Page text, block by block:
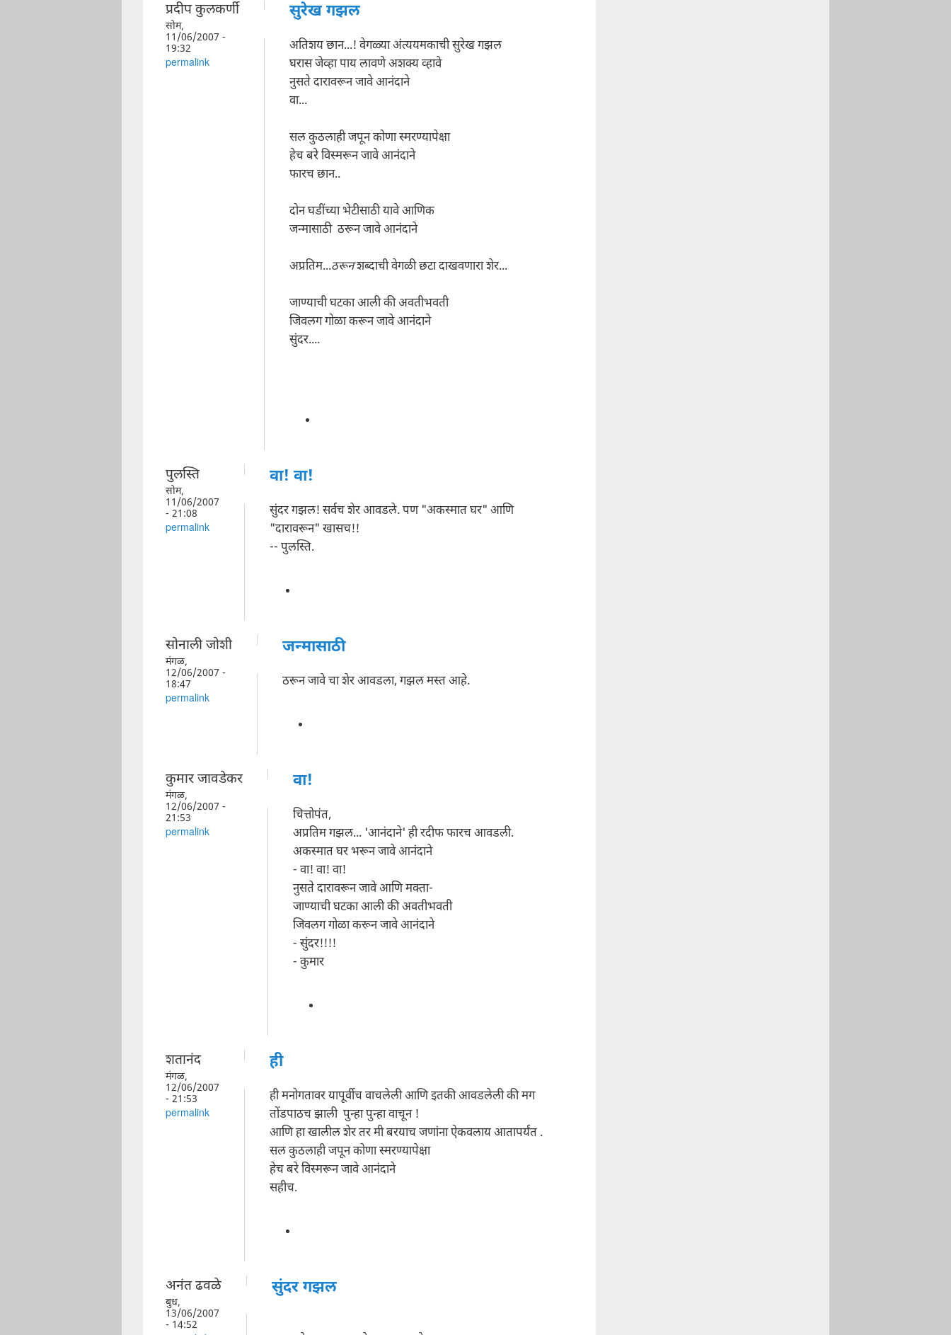
प्रदीप कुलकर्णी
सोम,
11/06/2007 -
19:32
permalink
सुरेख गझल
अतिशय छान...! वेगळ्या अंत्ययमकाची सुरेख गझल
घरास जेव्हा पाय लावणे अशक्य व्हावे
नुसते दारावरून जावे आनंदाने
वा...
सल कुठलाही जपून कोणा स्मरण्यापेक्षा
हेच बरे विस्मरून जावे आनंदाने
फारच छान..
दोन घडींच्या भेटीसाठी यावे आणिक
जन्मासाठी ठरून जावे आनंदाने
अप्रतिम...ठरूनशब्दाची वेगळी छटा दाखवणारा शेर...
जाण्याची घटका आली की अवतीभवती
जिवलग गोळा करून जावे आनंदाने
सुंदर....
पुलस्ति
सोम,
11/06/2007
- 21:08
permalink
वा! वा!
सुंदर गझल! सर्वच शेर आवडले. पण "अकस्मात घर" आणि
"दारावरून" खासच!!
-- पुलस्ति.
सोनाली जोशी
मंगळ,
12/06/2007 -
18:47
permalink
जन्मासाठी
ठरून जावे चा शेर आवडला, गझल मस्त आहे.
कुमार जावडेकर
मंगळ,
12/06/2007 -
21:53
permalink
वा!
चित्तोपंत,
अप्रतिम गझल... 'आनंदाने' ही रदीफ फारच आवडली.
अकस्मात घर भरून जावे आनंदाने
- वा! वा! वा!
नुसते दारावरून जावे आणि मक्ता-
जाण्याची घटका आली की अवतीभवती
जिवलग गोळा करून जावे आनंदाने
- सुंदर!!!!
- कुमार
शतानंद
मंगळ,
12/06/2007
- 21:53
permalink
ही
ही मनोगतावर यापूर्वीच वाचलेली आणि इतकी आवडलेली की मग
तोंडपाठच झाली पुन्हा पुन्हा वाचून !
आणि हा खालील शेर तर मी बरयाच जणांना ऐकवलाय आतापर्यंत .
सल कुठलाही जपून कोणा स्मरण्यापेक्षा
हेच बरे विस्मरून जावे आनंदाने
सहीच.
अनंत ढवळे
बुध,
13/06/2007
- 14:52
सुंदर गझल